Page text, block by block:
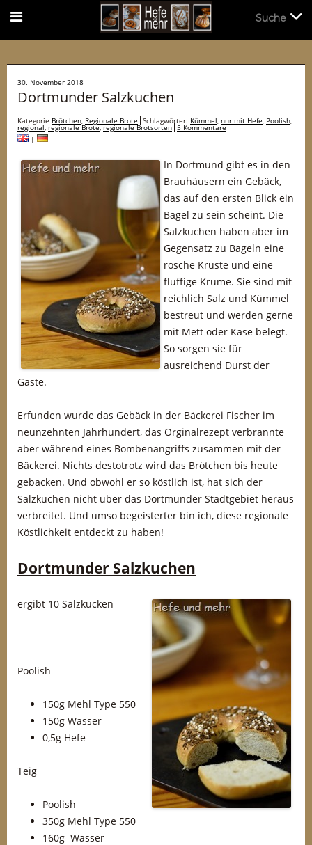
30. November 2018
Dortmunder Salzkuchen
Kategorie Brötchen, Regionale Brote Schlagwörter: Kümmel, nur mit Hefe, Poolish,
regional, regionale Brote,regionale Brotsorten 5 Kommentare
|
In Dortmund gibt es in den
Brauhäusern ein Gebäck,
das auf den ersten Blick ein
Bagel zu sein scheint. Die
Salzkuchen haben aber im
Gegensatz zu Bageln eine
rösche Kruste und eine
fluffige Krume. Sie sind mit
reichlich Salz und Kümmel
bestreut und werden gerne
mit Mett oder Käse belegt.
So sorgen sie für
ausreichend Durst der
Gäste.
Erfunden wurde das Gebäck in der Bäckerei Fischer im
neunzehnten Jahrhundert, das Orginalrezept verbrannte
aber während eines Bombenangriffs zusammen mit der
Bäckerei. Nichts destotrotz wird das Brötchen bis heute
gebacken. Und obwohl er so köstlich ist, hat sich der
Salzkuchen nicht über das Dortmunder Stadtgebiet heraus
verbreitet. Und umso begeisterter bin ich, diese regionale
Köstlichkeit entdeckt zu haben!
Dortmunder Salzkuchen
ergibt 10 Salzkucken
Poolish
150g Mehl Type 550
150g Wasser
0,5g Hefe
Teig
Poolish
350g Mehl Type 550
160g Wasser
Suche
Suche